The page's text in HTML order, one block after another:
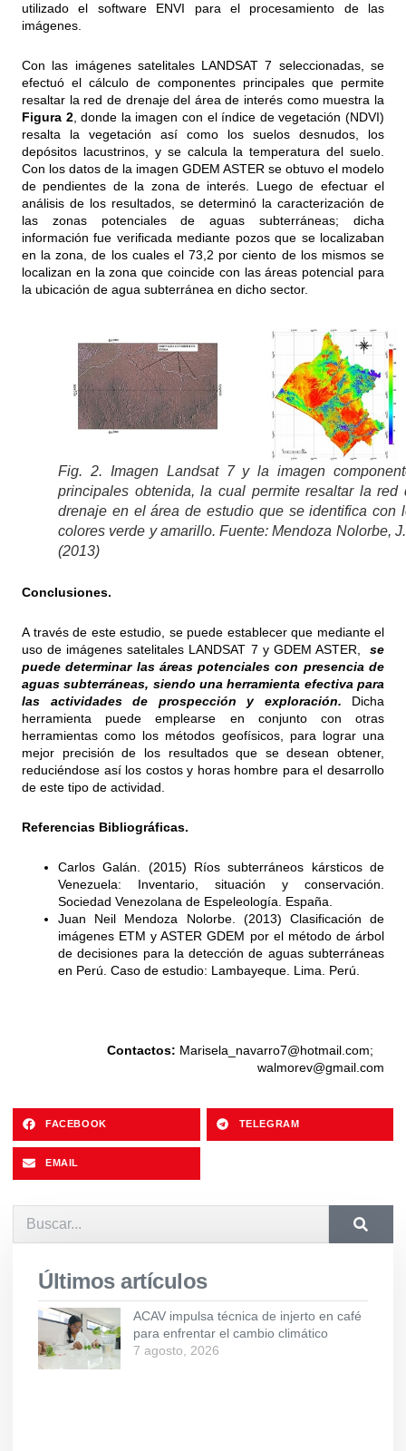
utilizado el software ENVI para el procesamiento de las
imágenes.
Con las imágenes satelitales LANDSAT 7 seleccionadas, se
efectuó el cálculo de componentes principales que permite
resaltar la red de drenaje del área de interés como muestra la
Figura 2, donde la imagen con el índice de vegetación (NDVI)
resalta la vegetación así como los suelos desnudos, los
depósitos lacustrinos, y se calcula la temperatura del suelo.
Con los datos de la imagen GDEM ASTER se obtuvo el modelo
de pendientes de la zona de interés. Luego de efectuar el
análisis de los resultados, se determinó la caracterización de
las zonas potenciales de aguas subterráneas; dicha
información fue verificada mediante pozos que se localizaban
en la zona, de los cuales el 73,2 por ciento de los mismos se
localizan en la zona que coincide con las áreas potencial para
la ubicación de agua subterránea en dicho sector.
Fig. 2. Imagen Landsat 7 y la imagen
principales obtenida, la cual permite resaltar la red
drenaje en el área de estudio que se identifica con
colores verde y amarillo. Fuente: Mendoza Nolorbe,
(2013)
Conclusiones.
A través de este estudio, se puede establecer que mediante el
uso de imágenes satelitales LANDSAT 7 y GDEM ASTER, se
puede determinar las áreas potenciales con presencia de
aguas subterráneas, siendo una herramienta efectiva para
las actividades de prospección y exploración. Dicha
herramienta puede emplearse en conjunto con otras
herramientas como los métodos geofísicos, para lograr una
mejor precisión de los resultados que se desean obtener,
reduciéndose así los costos y horas hombre para el desarrollo
de este tipo de actividad.
Referencias Bibliográficas.
Carlos Galán. (2015) Ríos subterráneos kársticos de
Venezuela: Inventario, situación y conservación.
Sociedad Venezolana de Espeleología. España.
Juan Neil Mendoza Nolorbe. (2013) Clasificación de
imágenes ETM y ASTER GDEM por el método de árbol
de decisiones para la detección de aguas subterráneas
en Perú. Caso de estudio: Lambayeque. Lima. Perú.
Contactos: Marisela_navarro7@hotmail.com;
walmorev@gmail.com
FACEBOOK TELEGRAM
EMAIL
Últimos artículos
ACAV impulsa técnica de injerto en café
para enfrentar el cambio climático
7 agosto, 2026